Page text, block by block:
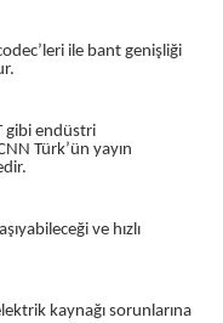
ile bant genişliği
gibi endüstri
Türk’ün yayın
ve hızlı
kaynağı sorunlarına